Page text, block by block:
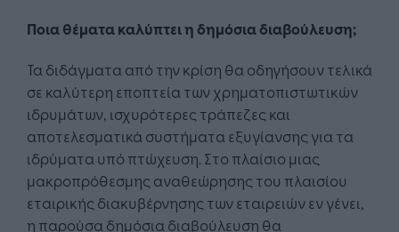
Ποια θέματα καλύπτει η δημόσια διαβούλευση;
Τα διδάγματα από την κρίση θα οδηγήσουν τελικά
σε καλύτερη εποπτεία των χρηματοπιστωτικών
ιδρυμάτων, ισχυρότερες τράπεζες και
αποτελεσματικά συστήματα εξυγίανσης για τα
ιδρύματα υπό πτώχευση. Στο πλαίσιο μιας
μακροπρόθεσμης αναθεώρησης του πλαισίου
εταιρικής διακυβέρνησης των εταιρειών εν γένει,
η παρούσα δημόσια διαβούλευση θα